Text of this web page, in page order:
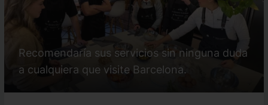
Recomendaría sus servicios sin ninguna duda
a cualquiera que visite Barcelona.